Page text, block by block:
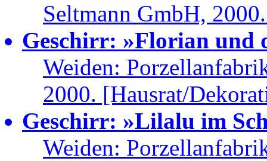
Seltmann GmbH,
Geschirr: »Florian und
Weiden:
2000. [Hausrat/
Geschirr: »Lilalu im
Weiden: